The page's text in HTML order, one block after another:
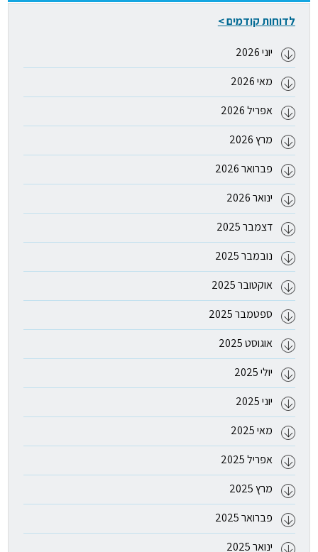
לדוחות קודמים >
יוני 2026
מאי 2026
אפריל 2026
מרץ 2026
פברואר 2026
ינואר 2026
דצמבר 2025
נובמבר 2025
אוקטובר 2025
ספטמבר 2025
אוגוסט 2025
יולי 2025
יוני 2025
מאי 2025
אפריל 2025
מרץ 2025
פברואר 2025
ינואר 2025